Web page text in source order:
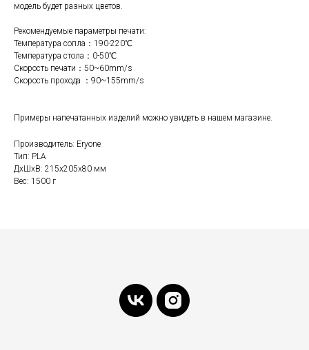
модель будет разных цветов.
Рекомендуемые параметры печати:
Температура сопла：190-220℃
Температура стола：0-50℃
Скорость печати：50~60mm/s
Скорость прохода ：90~155mm/s
Примеры напечатанных изделий можно увидеть в нашем магазине.
Производитель: Eryone
Тип: PLA
ДxШxВ: 215x205x80 мм
Вес: 1500 г